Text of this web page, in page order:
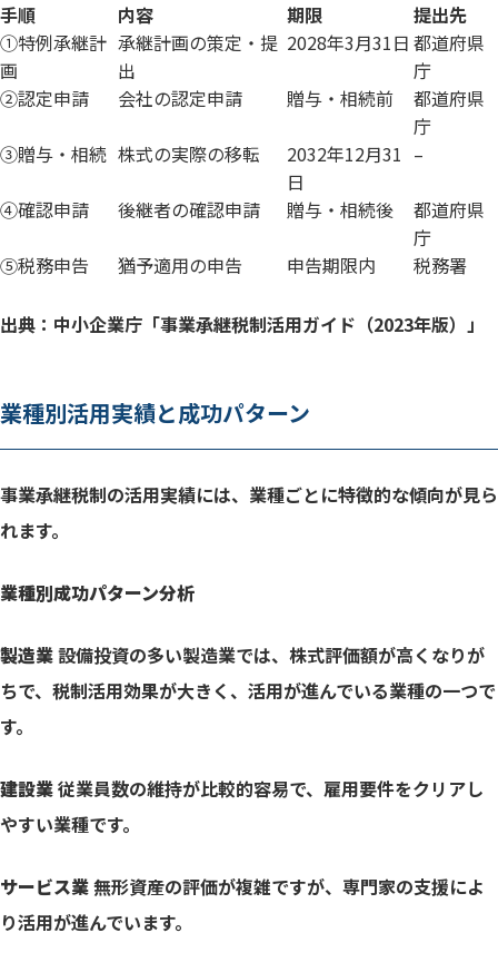
手順 内容 期限
提出先
①特例承継計
画
承継計画の策定・提
出
2028年3月31日 都道府県
庁
②認定申請
会社の認定申請 贈与・相続前
都道府県
庁
③贈与・相続 株式の実際の移転
2032年12月31
日
–
④確認申請 後継者の確認申請 贈与・相続後
都道府県
庁
⑤税務申告
猶予適用の申告 申告期限内 税務署
出典：中小企業庁「事業承継税制活用ガイド（2023年版）」
業種別活用実績と成功パターン
事業承継税制の活用実績には、業種ごとに特徴的な傾向が見ら
れます。
業種別成功パターン分析
製造業設備投資の多い製造業では、株式評価額が高くなりが
ちで、税制活用効果が大きく、活用が進んでいる業種の一つで
す。
建設業従業員数の維持が比較的容易で、雇用要件をクリアし
やすい業種です。
サービス業無形資産の評価が複雑ですが、専門家の支援によ
り活用が進んでいます。